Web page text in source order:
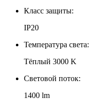
Класс защиты:
IP20
Температура света:
Тёплый 3000 K
Световой поток:
1400 lm